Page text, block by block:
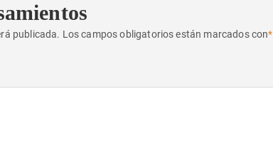
publicada. Los campos obligatorios están marcados con*